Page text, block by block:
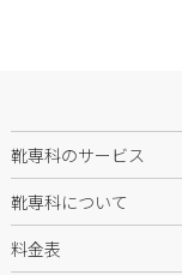
靴専科のサービス
靴専科について
料金表